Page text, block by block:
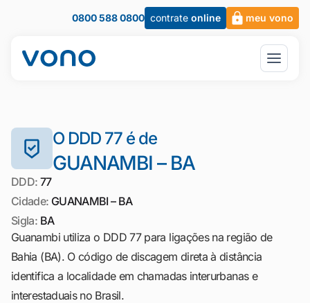
0800 588 0800 contrate online meu vono
O DDD 77 é de
GUANAMBI – BA
DDD: 77
Cidade: GUANAMBI – BA
Sigla: BA
Guanambi utiliza o DDD 77 para ligações na região de
Bahia (BA). O código de discagem direta à distância
identifica a localidade em chamadas interurbanas e
interestaduais no Brasil.